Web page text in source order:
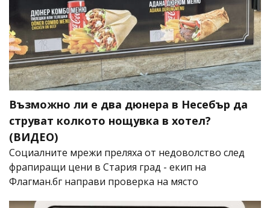
Възможно ли е два дюнера в Несебър да
струват колкото нощувка в хотел?
(ВИДЕО)
Социалните мрежи преляха от недоволство след
фрапиращи цени в Стария град - екип на
Флагман.бг направи проверка на място